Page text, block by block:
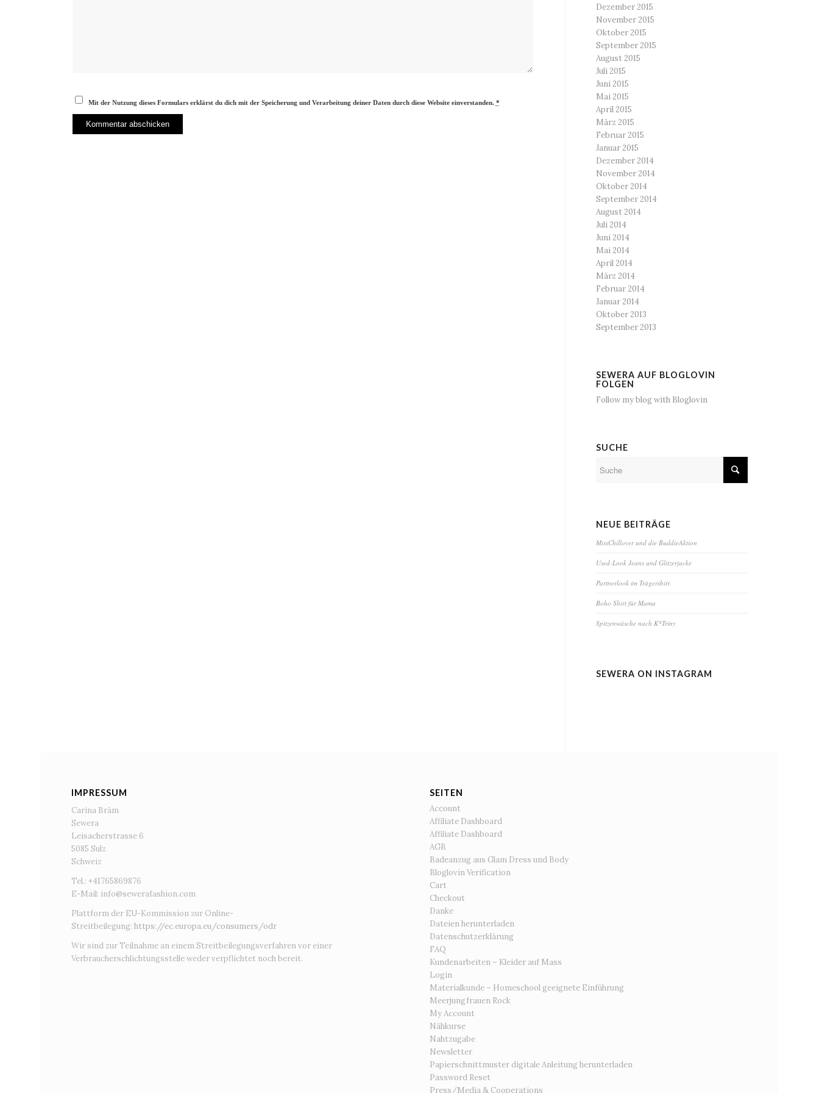
Mit der Nutzung dieses Formulars erklärst du dich mit der Speicherung und Verarbeitung deiner Daten durch diese Website einverstanden. *
Dezember 2015
November 2015
Oktober 2015
September 2015
August 2015
Juli 2015
Juni 2015
Mai 2015
April 2015
März 2015
Februar 2015
Januar 2015
Dezember 2014
November 2014
Oktober 2014
September 2014
August 2014
Juli 2014
Juni 2014
Mai 2014
April 2014
März 2014
Februar 2014
Januar 2014
Oktober 2013
September 2013
SEWERA AUF BLOGLOVIN
FOLGEN
Follow my blog with Bloglovin
SUCHE
NEUE BEITRÄGE
MissChillover und die BuddieAktion
Used-Look Jeans und Glitzerjacke
Partnerlook im Trägershirt
Boho Shirt für Mama
Spitzenwäsche nach K*Triny
SEWERA ON INSTAGRAM
IMPRESSUM
Carina Bräm
Sewera
Leisacherstrasse 6
5085 Sulz
Schweiz
Tel.: +41765869876
E-Mail: info@sewerafashion.com
Plattform der EU-Kommission zur Online-
Streitbeilegung:https://ec.europa.eu/consumers/odr
Wir sind zur Teilnahme an einem Streitbeilegungsverfahren vor einer
Verbraucherschlichtungsstelle weder verpflichtet noch bereit.
SEITEN
Account
Affiliate Dashboard
Affiliate Dashboard
AGB
Badeanzug aus Glam Dress und Body
Bloglovin Verification
Cart
Checkout
Danke
Dateien herunterladen
Datenschutzerklärung
FAQ
Kundenarbeiten – Kleider auf Mass
Login
Materialkunde – Homeschool geeignete Einführung
Meerjungfrauen Rock
My Account
Nähkurse
Nahtzugabe
Newsletter
Papierschnittmuster digitale Anleitung herunterladen
Password Reset
Press/Media & Cooperations